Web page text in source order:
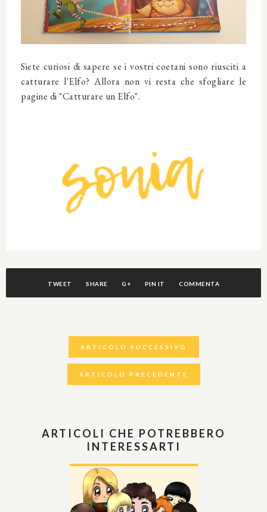
Siete curiosi di sapere se i vostri coetani sono riusciti a
catturare l'Elfo? Allora non vi resta che sfogliare le
pagine di "Catturare un Elfo".
TWEET SHARE G+ PIN IT COMMENTA
ARTICOLO SUCCESSIVO
ARTICOLO PRECEDENTE
ARTICOLI CHE POTREBBERO
INTERESSARTI